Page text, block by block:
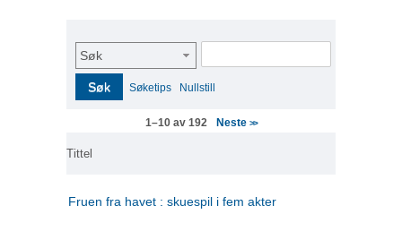
Søk
Søk Søketips Nullstill
1–10 av 192 Neste >>
Tittel
Fruen fra havet : skuespil i fem akter